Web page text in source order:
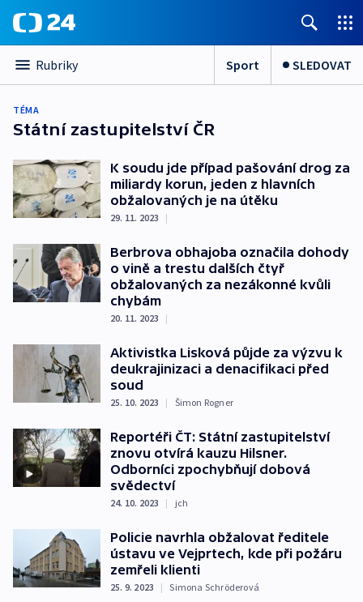
Rubriky Sport SLEDOVAT
TÉMA
Státní zastupitelství ČR
K soudu jde případ pašování drog za
miliardy korun, jeden z hlavních
obžalovaných je na útěku
29. 11. 2023 |
Berbrova obhajoba označila dohody
o vině a trestu dalších čtyř
obžalovaných za nezákonné kvůli
chybám
20. 11. 2023 |
Aktivistka Lisková půjde za výzvu k
deukrajinizaci a denacifikaci před
soud
25. 10. 2023 | Šimon Rogner
Reportéři ČT: Státní zastupitelství
znovu otvírá kauzu Hilsner.
Odborníci zpochybňují dobová
svědectví
24. 10. 2023 | jch
Policie navrhla obžalovat ředitele
ústavu ve Vejprtech, kde při požáru
zemřeli klienti
25. 9. 2023 | Simona Schröderová